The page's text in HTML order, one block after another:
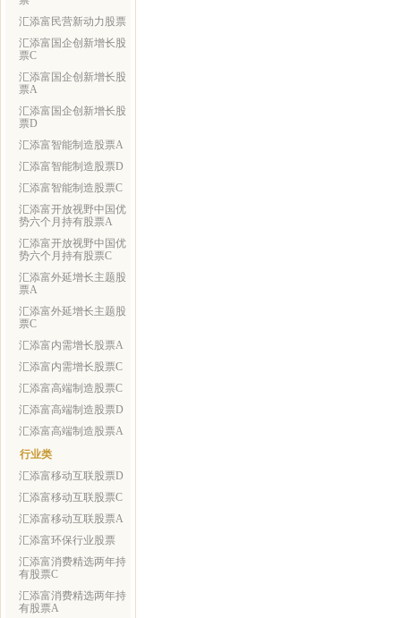
汇添富民营新动力股票
汇添富国企创新增长股
票C
汇添富国企创新增长股
票A
汇添富国企创新增长股
票D
汇添富智能制造股票A
汇添富智能制造股票D
汇添富智能制造股票C
汇添富开放视野中国优
势六个月持有股票A
汇添富开放视野中国优
势六个月持有股票C
汇添富外延增长主题股
票A
汇添富外延增长主题股
票C
汇添富内需增长股票A
汇添富内需增长股票C
汇添富高端制造股票C
汇添富高端制造股票D
汇添富高端制造股票A
行业类
汇添富移动互联股票D
汇添富移动互联股票C
汇添富移动互联股票A
汇添富环保行业股票
汇添富消费精选两年持
有股票C
汇添富消费精选两年持
有股票A